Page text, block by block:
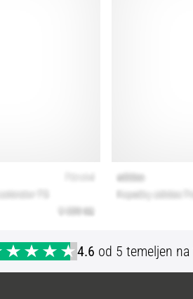
4.6 od 5 temeljen na